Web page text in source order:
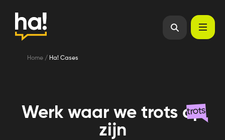
Home / Ha! Cases
Werk waar we trots op
zijn
trots